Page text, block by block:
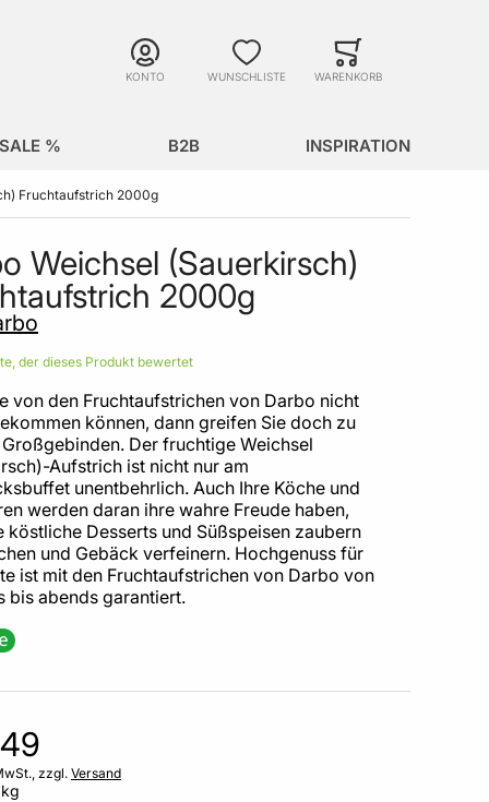
KONTO WUNSCHLISTE WARENKORB
SALE % B2B INSPIRATION
Fruchtaufstrich 2000g
Weichsel (Sauerkirsch)
2000g
der dieses Produkt bewertet
von den Fruchtaufstrichen von Darbo nicht
können, dann greifen Sie doch zu
Der fruchtige Weichsel
Aufstrich ist nicht nur am
unentbehrlich. Auch Ihre Köche und
werden daran ihre wahre Freude haben,
köstliche Desserts und Süßspeisen zaubern
und Gebäck verfeinern. Hochgenuss für
ist mit den Fruchtaufstrichen von Darbo von
bis abends garantiert.
zzgl. Versand